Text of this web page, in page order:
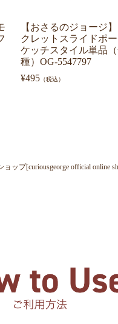
【おさるのジョージ
クレットスライドポ
ケッチスタイル単品
種）OG-5547797
¥495 （税込）
ップ[curiousgeorge official online